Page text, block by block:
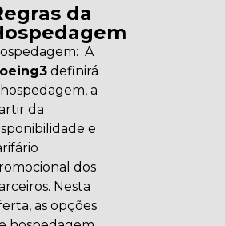
da
A
definirá
a
da
e
dos
Nesta
as opções